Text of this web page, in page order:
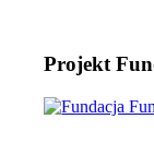
Projekt